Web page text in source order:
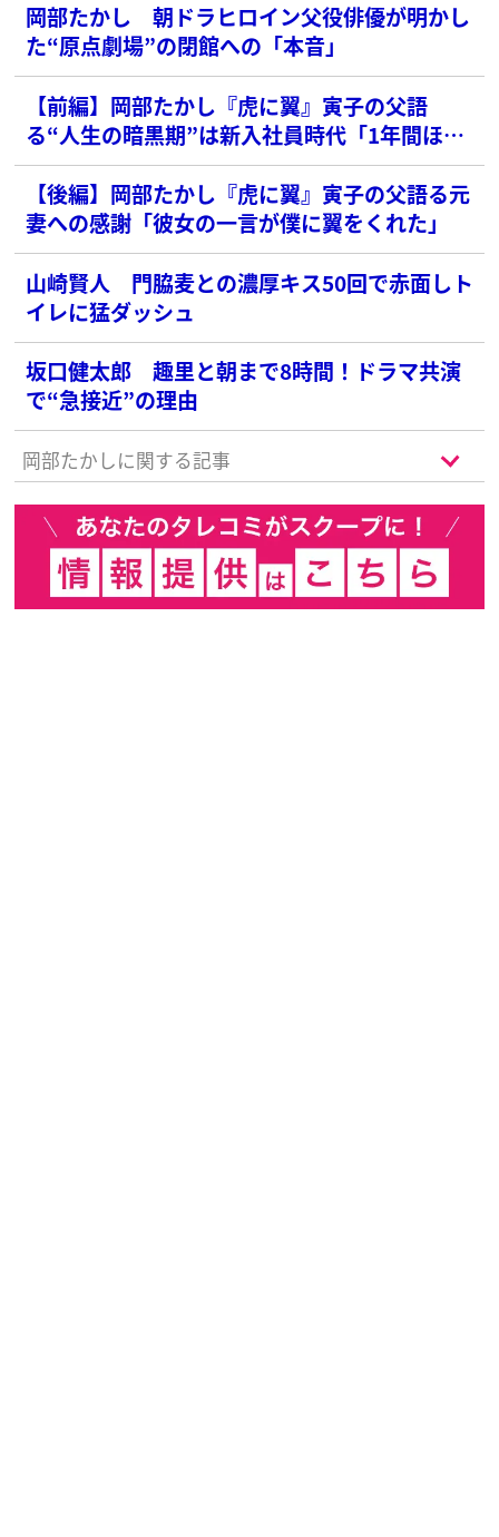
岡部たかし 朝ドラヒロイン父役俳優が明かし
た“原点劇場”の閉館への「本音」
【前編】岡部たかし『虎に翼』寅子の父語
る“人生の暗黒期”は新入社員時代「1年間ほん
ま辛かった」
【後編】岡部たかし『虎に翼』寅子の父語る元
妻への感謝「彼女の一言が僕に翼をくれた」
山崎賢人 門脇麦との濃厚キス50回で赤面しト
イレに猛ダッシュ
坂口健太郎 趣里と朝まで8時間！ドラマ共演
で“急接近”の理由
岡部たかしに関する記事